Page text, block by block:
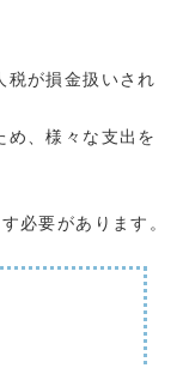
税が損金扱いされ
め、様々な支出を
必要があります。